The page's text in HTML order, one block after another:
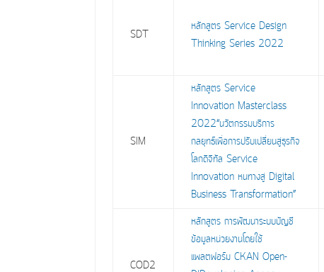
SDT
หลักสูตร Service Design
Thinking Series 2022
SIM
หลักสูตร Service
Innovation Masterclass
2022“นวัตกรรมบริการ
กลยุทธ์เพื่อการปรับเปลี่ยนสู่ธุรกิจ
โลกดิจิทัล Service
Innovation หนทางสู่ Digital
Business Transformation”
COD2
หลักสูตร การพัฒนาระบบบัญชี
ข้อมูลหน่วยงานโดยใช้
แพลตฟอร์ม CKAN Open-